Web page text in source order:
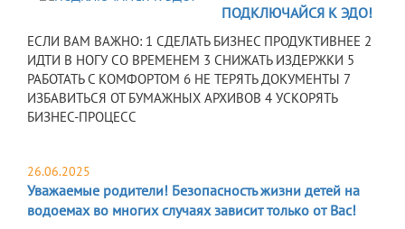
ПОДКЛЮЧАЙСЯ К ЭДО!
ЕСЛИ ВАМ ВАЖНО: 1 СДЕЛАТЬ БИЗНЕС ПРОДУКТИВНЕЕ 2
ИДТИ В НОГУ СО ВРЕМЕНЕМ 3 СНИЖАТЬ ИЗДЕРЖКИ 5
РАБОТАТЬ С КОМФОРТОМ 6 НЕ ТЕРЯТЬ ДОКУМЕНТЫ 7
ИЗБАВИТЬСЯ ОТ БУМАЖНЫХ АРХИВОВ 4 УСКОРЯТЬ
БИЗНЕС-ПРОЦЕСС
26.06.2025
Уважаемые родители! Безопасность жизни детей на
водоемах во многих случаях зависит только от Вас!